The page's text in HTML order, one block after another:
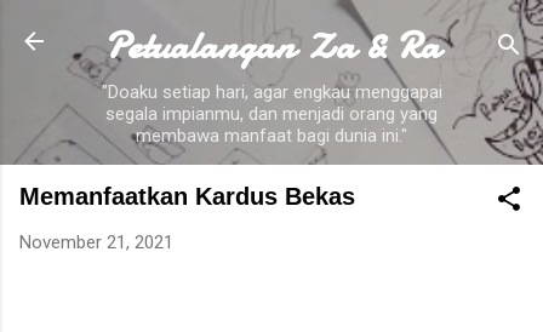
Skip to main content
Petualangan Za & Ra
"Doaku setiap hari, agar engkau menggapai
segala impianmu, dan menjadi orang yang
membawa manfaat bagi dunia ini."
Memanfaatkan Kardus Bekas
November 21, 2021